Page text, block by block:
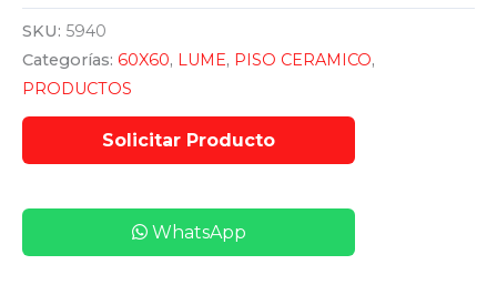
SKU: 5940
Categorías: 60X60, LUME, PISO CERAMICO,
PRODUCTOS
WhatsApp